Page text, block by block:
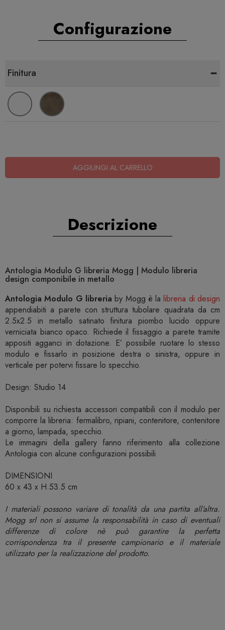
Configurazione
Finitura -
AGGIUNGI AL CARRELLO
Descrizione
Antologia Modulo G libreria Mogg | Modulo libreria
design componibile in metallo
Antologia Modulo G libreria by Mogg è lalibreria di design
appendiabiti a parete con struttura tubolare quadrata da cm
2.5x2.5 in metallo satinato finitura piombo lucido oppure
verniciata bianco opaco. Richiede il fissaggio a parete tramite
appositi agganci in dotazione. E’ possibile ruotare lo stesso
modulo e fissarlo in posizione destra o sinistra, oppure in
verticale per potervi fissare lo specchio.
Design: Studio 14
Disponibili su richiesta accessori compatibili con il modulo per
comporre la libreria: fermalibro, ripiani, contenitore, contenitore
a giorno, lampada, specchio.
Le immagini della gallery fanno riferimento alla collezione
Antologia con alcune configurazioni possibili
DIMENSIONI
60 x 43 x H.53.5 cm
I materiali possono variare di tonalità da una partita all’altra.
Mogg srl non si assume la responsabilità in caso di eventuali
differenze di colore nè può garantire la perfetta
corrispondenza tra il presente campionario e il materiale
utilizzato per la realizzazione del prodotto.